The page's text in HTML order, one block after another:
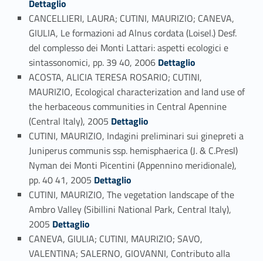
Dettaglio
CANCELLIERI, LAURA; CUTINI, MAURIZIO; CANEVA,
GIULIA, Le formazioni ad Alnus cordata (Loisel.) Desf.
del complesso dei Monti Lattari: aspetti ecologici e
sintassonomici, pp. 39 40, 2006 Link identifier #identifier_person_3754-105
Dettaglio
ACOSTA, ALICIA TERESA ROSARIO; CUTINI,
MAURIZIO, Ecological characterization and land use of
the herbaceous communities in Central Apennine
(Central Italy), 2005 Link identifier #identifier_person_135133-106
Dettaglio
CUTINI, MAURIZIO, Indagini preliminari sui ginepreti a
Juniperus communis ssp. hemisphaerica (J. & C.Presl)
Nyman dei Monti Picentini (Appennino meridionale),
pp. 40 41, 2005 Link identifier #identifier_person_41503-107
Dettaglio
CUTINI, MAURIZIO, The vegetation landscape of the
Ambro Valley (Sibillini National Park, Central Italy),
2005 Link identifier #identifier_person_5375-108
Dettaglio
CANEVA, GIULIA; CUTINI, MAURIZIO; SAVO,
VALENTINA; SALERNO, GIOVANNI, Contributo alla